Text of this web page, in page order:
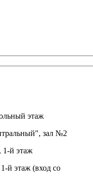
этаж
зал №2
1-й этаж
й этаж (вход со